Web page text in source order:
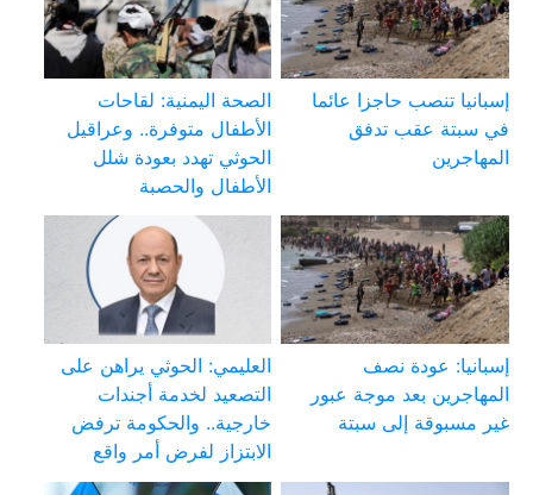
إسبانيا تنصب حاجزا عائما
في سبتة عقب تدفق
المهاجرين
الصحة اليمنية: لقاحات
الأطفال متوفرة.. وعراقيل
الحوثي تهدد بعودة شلل
الأطفال والحصبة
إسبانيا: عودة نصف
المهاجرين بعد موجة عبور
غير مسبوقة إلى سبتة
العليمي: الحوثي يراهن على
التصعيد لخدمة أجندات
خارجية.. والحكومة ترفض
الابتزاز لفرض أمر واقع